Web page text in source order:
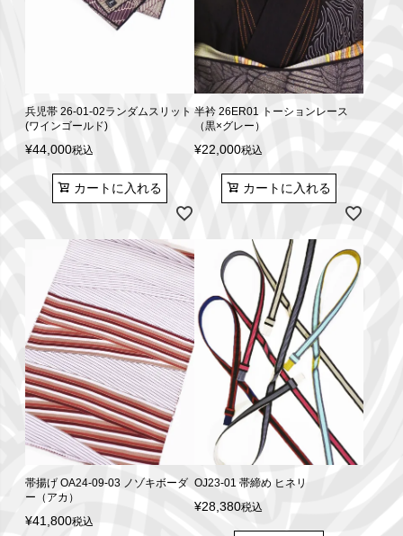
兵児帯 26-01-02ランダムスリット
(ワインゴールド)
¥44,000税込
カートに入れる
半衿 26ER01 トーションレース
（黒×グレー）
¥22,000税込
カートに入れる
帯揚げ OA24-09-03 ノゾキボーダ
ー（アカ）
¥41,800税込
OJ23-01 帯締め ヒネリ
¥28,380税込